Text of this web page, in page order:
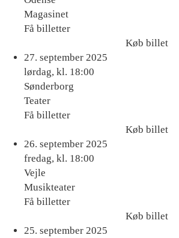
Magasinet
Få billetter
Køb billet
Køb
billet
27. september 2025
lørdag, kl. 18:00
Sønderborg
Teater
Få billetter
Køb billet
Køb
billet
26. september 2025
fredag, kl. 18:00
Vejle
Musikteater
Få billetter
Køb billet
Køb
25. september 2025